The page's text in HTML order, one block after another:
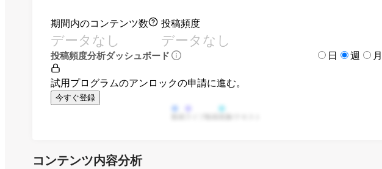
期間内のコンテンツ数
データなし
投稿頻度
データなし
投稿頻度分析ダッシュボード 日 週 月
試用プログラムのアンロックの申請に進む。
今すぐ登録
コンテンツ内容分析